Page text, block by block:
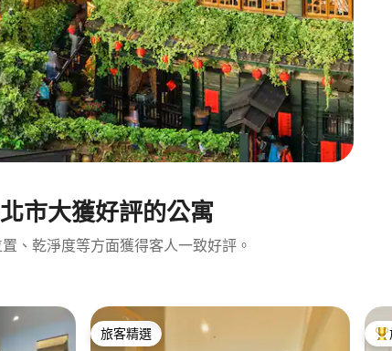
市大獲好評的公寓
、乾淨度等方面獲得客人一致好評。
旅客精選
旅客精選